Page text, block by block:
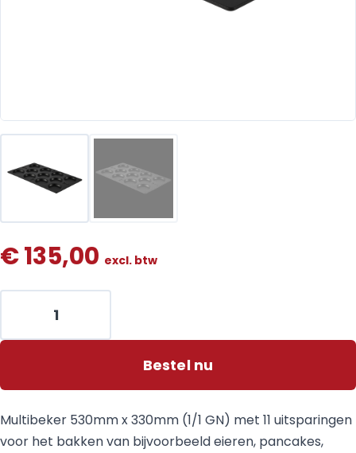
€135,00 excl. btw
Bestel nu
Multibeker 530mm x 330mm (1/1 GN) met 11 uitsparingen
voor het bakken van bijvoorbeeld eieren, pancakes,